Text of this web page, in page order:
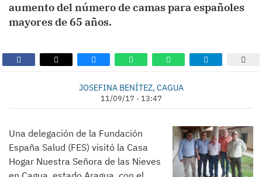
aumento del número de camas para españoles
mayores de 65 años.
JOSEFINA BENÍTEZ, CAGUA
11/09/17 - 13:47
Una delegación de la Fundación
España Salud (FES) visitó la Casa
Hogar Nuestra Señora de las Nieves